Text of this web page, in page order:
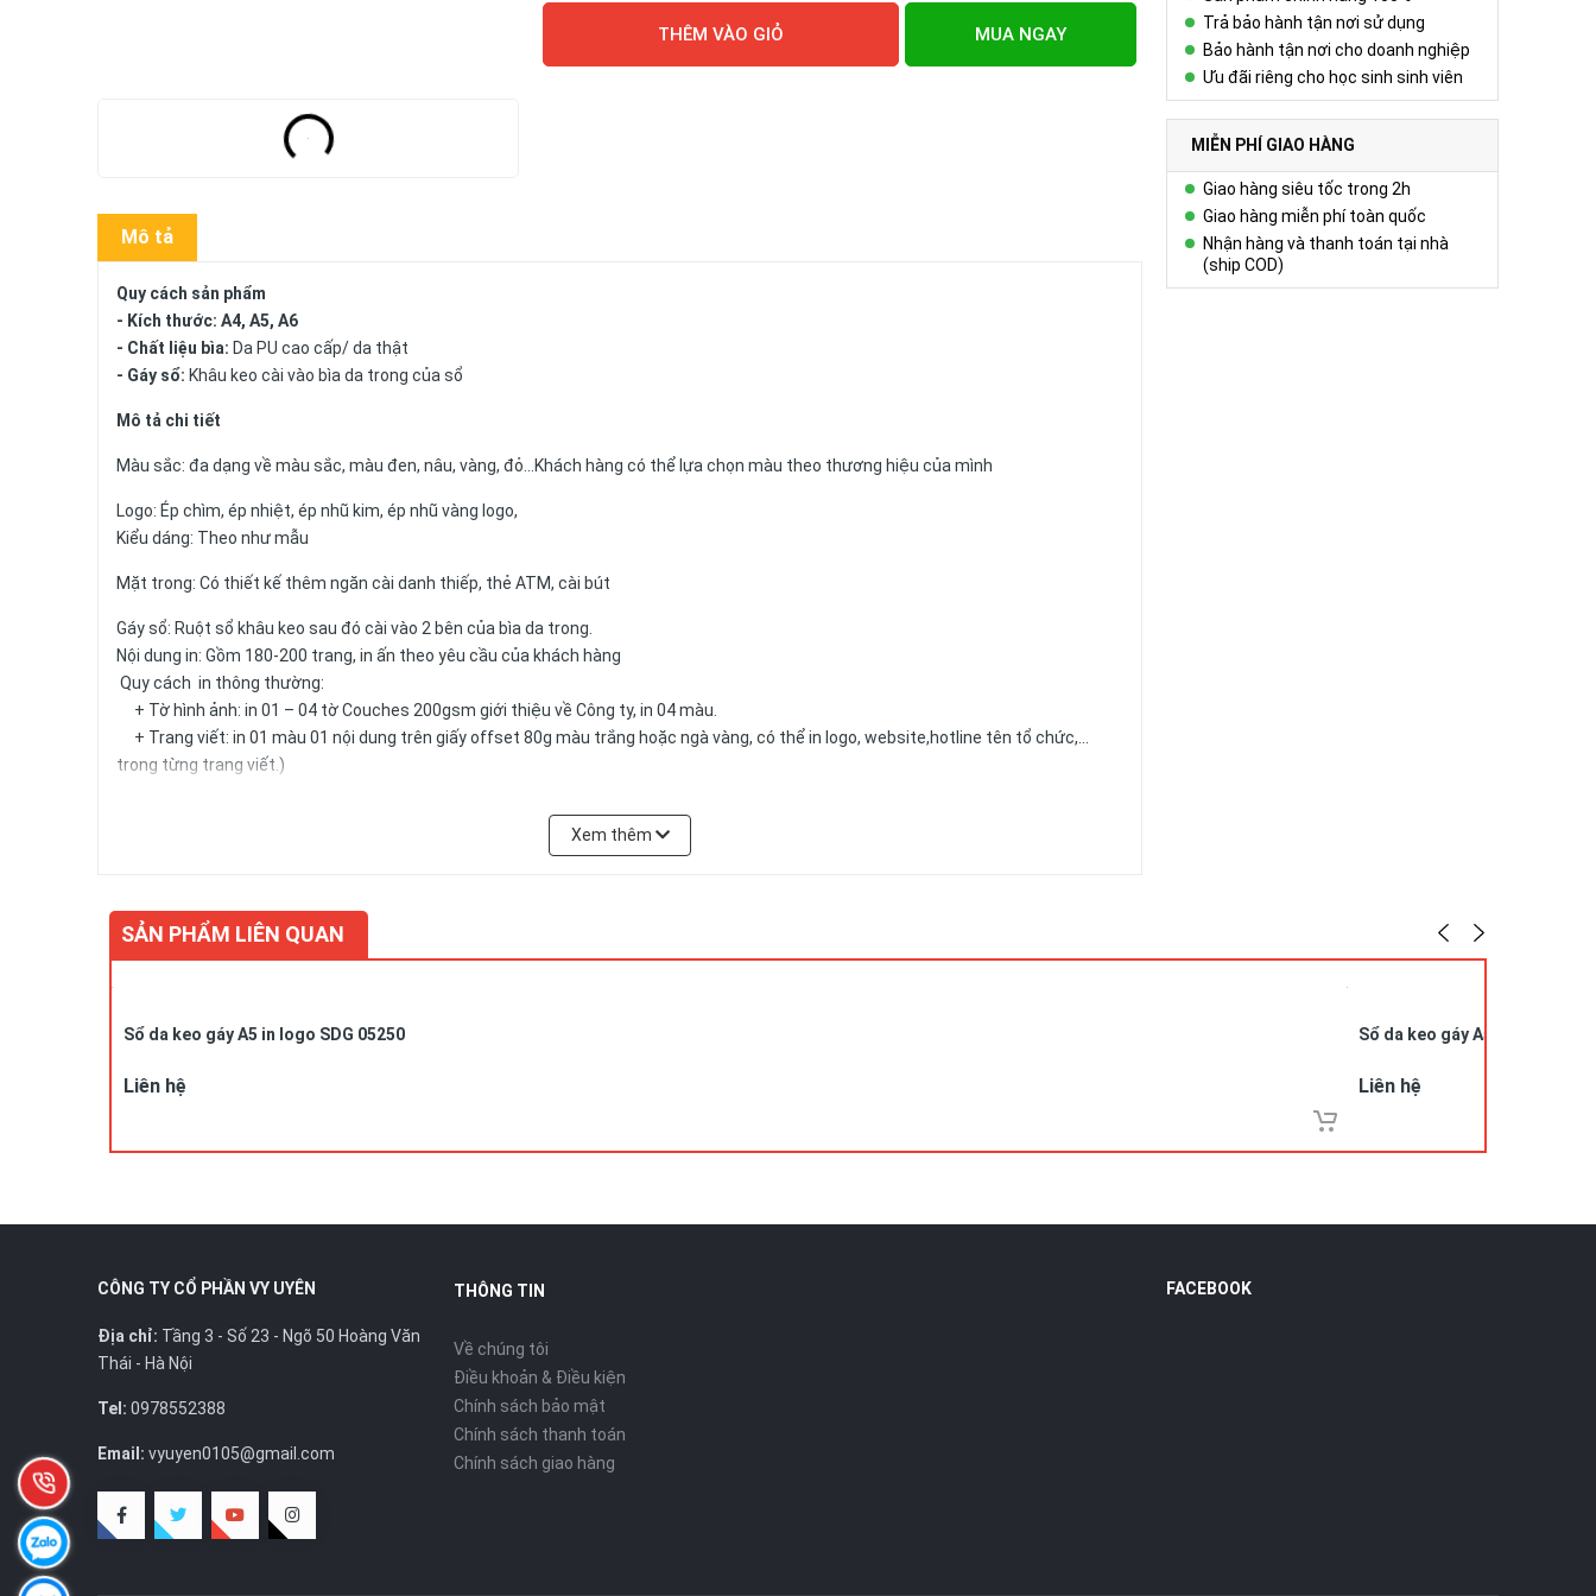
THÊM VÀO GIỎ MUA NGAY
Mô tả
Quy cách sản phẩm
- Kích thước: A4, A5, A6
- Chất liệu bìa: Da PU cao cấp/ da thật
- Gáy sổ: Khâu keo cài vào bìa da trong của sổ
Mô tả chi tiết
Màu sắc: đa dạng về màu sắc, màu đen, nâu, vàng, đỏ...Khách hàng có thể lựa chọn màu theo thương hiệu của mình
Logo: Ép chìm, ép nhiệt, ép nhũ kim, ép nhũ vàng logo,
Kiểu dáng: Theo như mẫu
Mặt trong: Có thiết kế thêm ngăn cài danh thiếp, thẻ ATM, cài bút
Gáy sổ: Ruột sổ khâu keo sau đó cài vào 2 bên của bìa da trong.
Nội dung in: Gồm 180-200 trang, in ấn theo yêu cầu của khách hàng
Quy cách in thông thường:
+ Tờ hình ảnh: in 01 – 04 tờ Couches 200gsm giới thiệu về Công ty, in 04 màu.
+ Trang viết: in 01 màu 01 nội dung trên giấy offset 80g màu trắng hoặc ngà vàng, có thể in logo, website,hotline tên tổ chức,…
trong từng trang viết.)
Số lượng và màu sắc của giấy hay mẫu mã của sản phẩm có thể được đặt theo yêu cầu của khách hàng.
Xem thêm
Trả bảo hành tận nơi sử dụng
Bảo hành tận nơi cho doanh nghiệp
Ưu đãi riêng cho học sinh sinh viên
MIỄN PHÍ GIAO HÀNG
Giao hàng siêu tốc trong 2h
Giao hàng miễn phí toàn quốc
Nhận hàng và thanh toán tại nhà
(ship COD)
SẢN PHẨM LIÊN QUAN
Sổ da keo gáy A5 in logo SDG 05250
Liên hệ
Sổ da keo gáy A5 in logo SDG
Liên hệ
CÔNG TY CỔ PHẦN VY UYÊN
Địa chỉ: Tầng 3 - Số 23 - Ngõ 50 Hoàng Văn
Thái - Hà Nội
Tel: 0978552388
Email: vyuyen0105@gmail.com
THÔNG TIN
Về chúng tôi
Điều khoản & Điều kiện
Chính sách bảo mật
Chính sách thanh toán
Chính sách giao hàng
FACEBOOK